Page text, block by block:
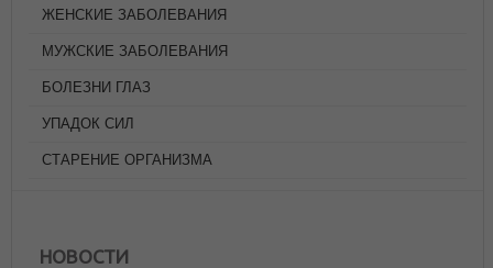
ЖЕНСКИЕ ЗАБОЛЕВАНИЯ
МУЖСКИЕ ЗАБОЛЕВАНИЯ
БОЛЕЗНИ ГЛАЗ
УПАДОК СИЛ
СТАРЕНИЕ ОРГАНИЗМА
НОВОСТИ